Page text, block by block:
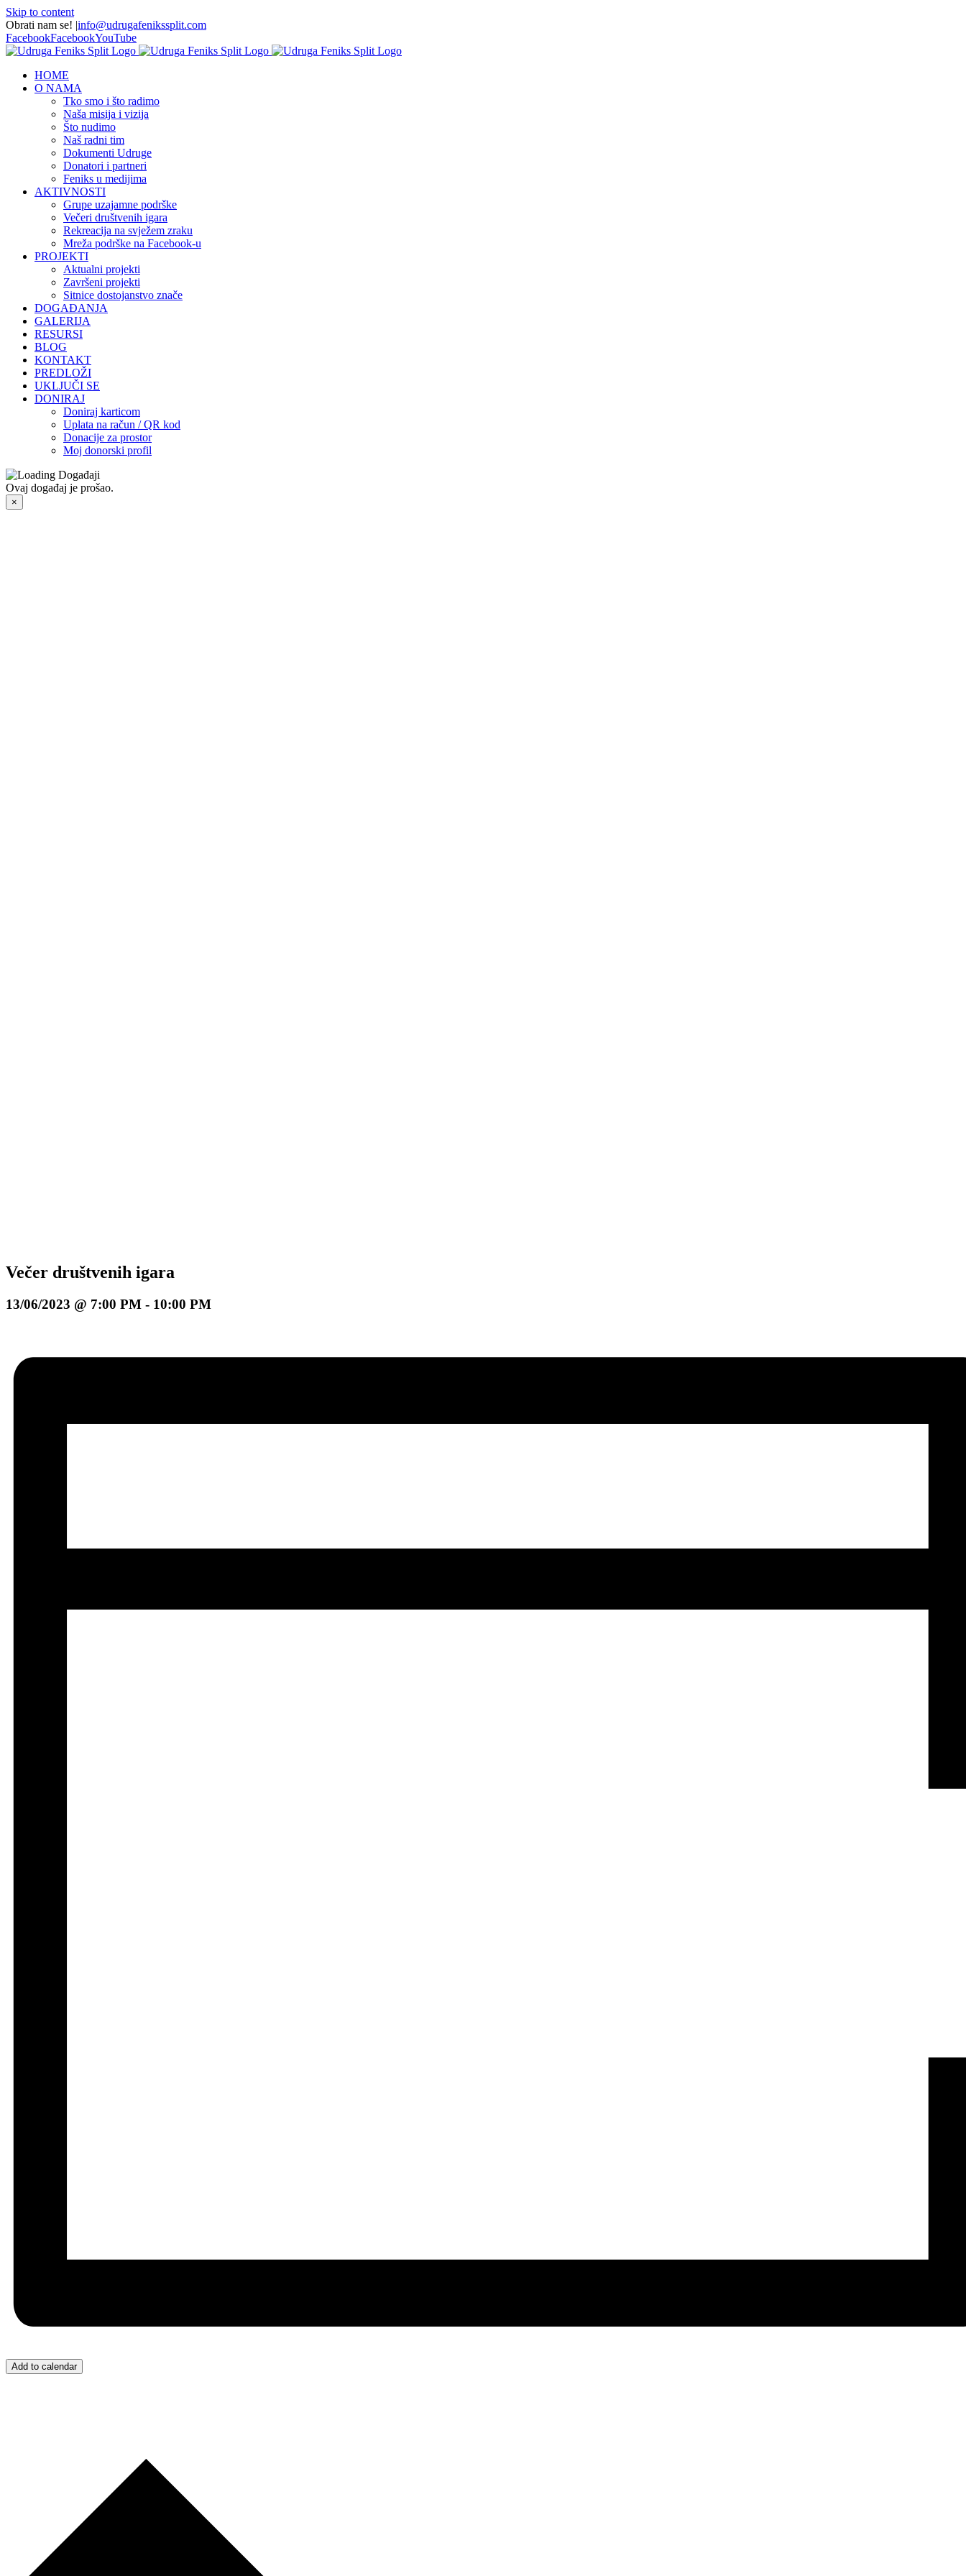
Skip to content
Obrati nam se! |info@udrugafenikssplit.com
FacebookFacebookYouTube
HOME
O NAMA
Tko smo i što radimo
Naša misija i vizija
Što nudimo
Naš radni tim
Dokumenti Udruge
Donatori i partneri
Feniks u medijima
AKTIVNOSTI
Grupe uzajamne podrške
Večeri društvenih igara
Rekreacija na svježem zraku
Mreža podrške na Facebook-u
PROJEKTI
Aktualni projekti
Završeni projekti
Sitnice dostojanstvo znače
DOGAĐANJA
GALERIJA
RESURSI
BLOG
KONTAKT
PREDLOŽI
UKLJUČI SE
DONIRAJ
Doniraj karticom
Uplata na račun / QR kod
Donacije za prostor
Moj donorski profil
Ovaj događaj je prošao.
×
Večer društvenih igara
13/06/2023 @ 7:00 PM - 10:00 PM
Add to calendar